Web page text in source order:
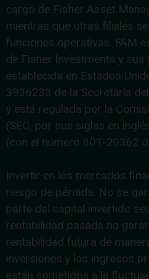
cargo de Fisher Asset
mientras que otras filiales
funciones operativas. FAM
de Fisher Investments y sus
establecida en Estados
3936233 de la Secretaría
y está regulada por la
(SEC, por sus siglas en
(con el número 801-29362
Invertir en los mercados
riesgo de pérdida. No se
parte del capital invertido
rentabilidad pasada no
rentabilidad futura de
inversiones y los ingresos
están sometidos a la